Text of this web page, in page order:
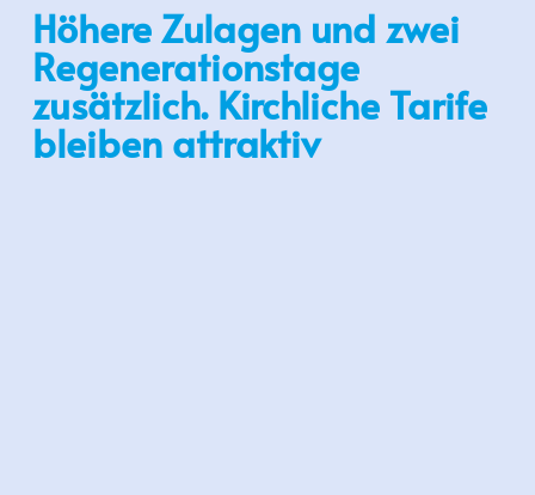
Höhere Zulagen und zwei
Regenerationstage
zusätzlich. Kirchliche Tarife
bleiben attraktiv